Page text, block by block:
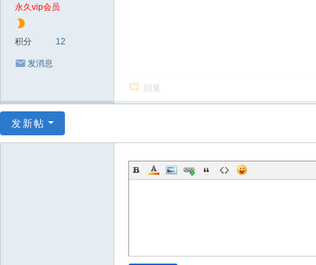
永久vip会员
积分 12
发消息
回复
发新帖